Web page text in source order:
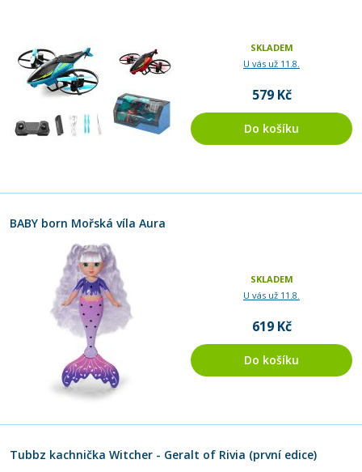
SKLADEM
U vás už 11.8.
579 Kč
Do košíku
BABY born Mořská víla Aura
SKLADEM
U vás už 11.8.
619 Kč
Do košíku
Tubbz kachnička Witcher - Geralt of Rivia (první edice)